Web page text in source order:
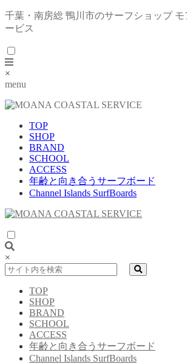
千葉・南房総 鴨川市のサーフショップ
ービス
×
menu
TOP
SHOP
BRAND
SCHOOL
ACCESS
年齢と向き合うサーフボード
Channel Islands SurfBoards
×
TOP
SHOP
BRAND
SCHOOL
ACCESS
年齢と向き合うサーフボード
Channel Islands SurfBoards